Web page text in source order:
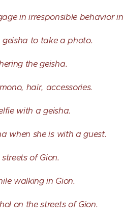
in irresponsible behavior
to take a photo.
the geisha.
hair, accessories.
with a geisha.
when she is with a guest.
of Gion.
walking in Gion.
on the streets of Gion.